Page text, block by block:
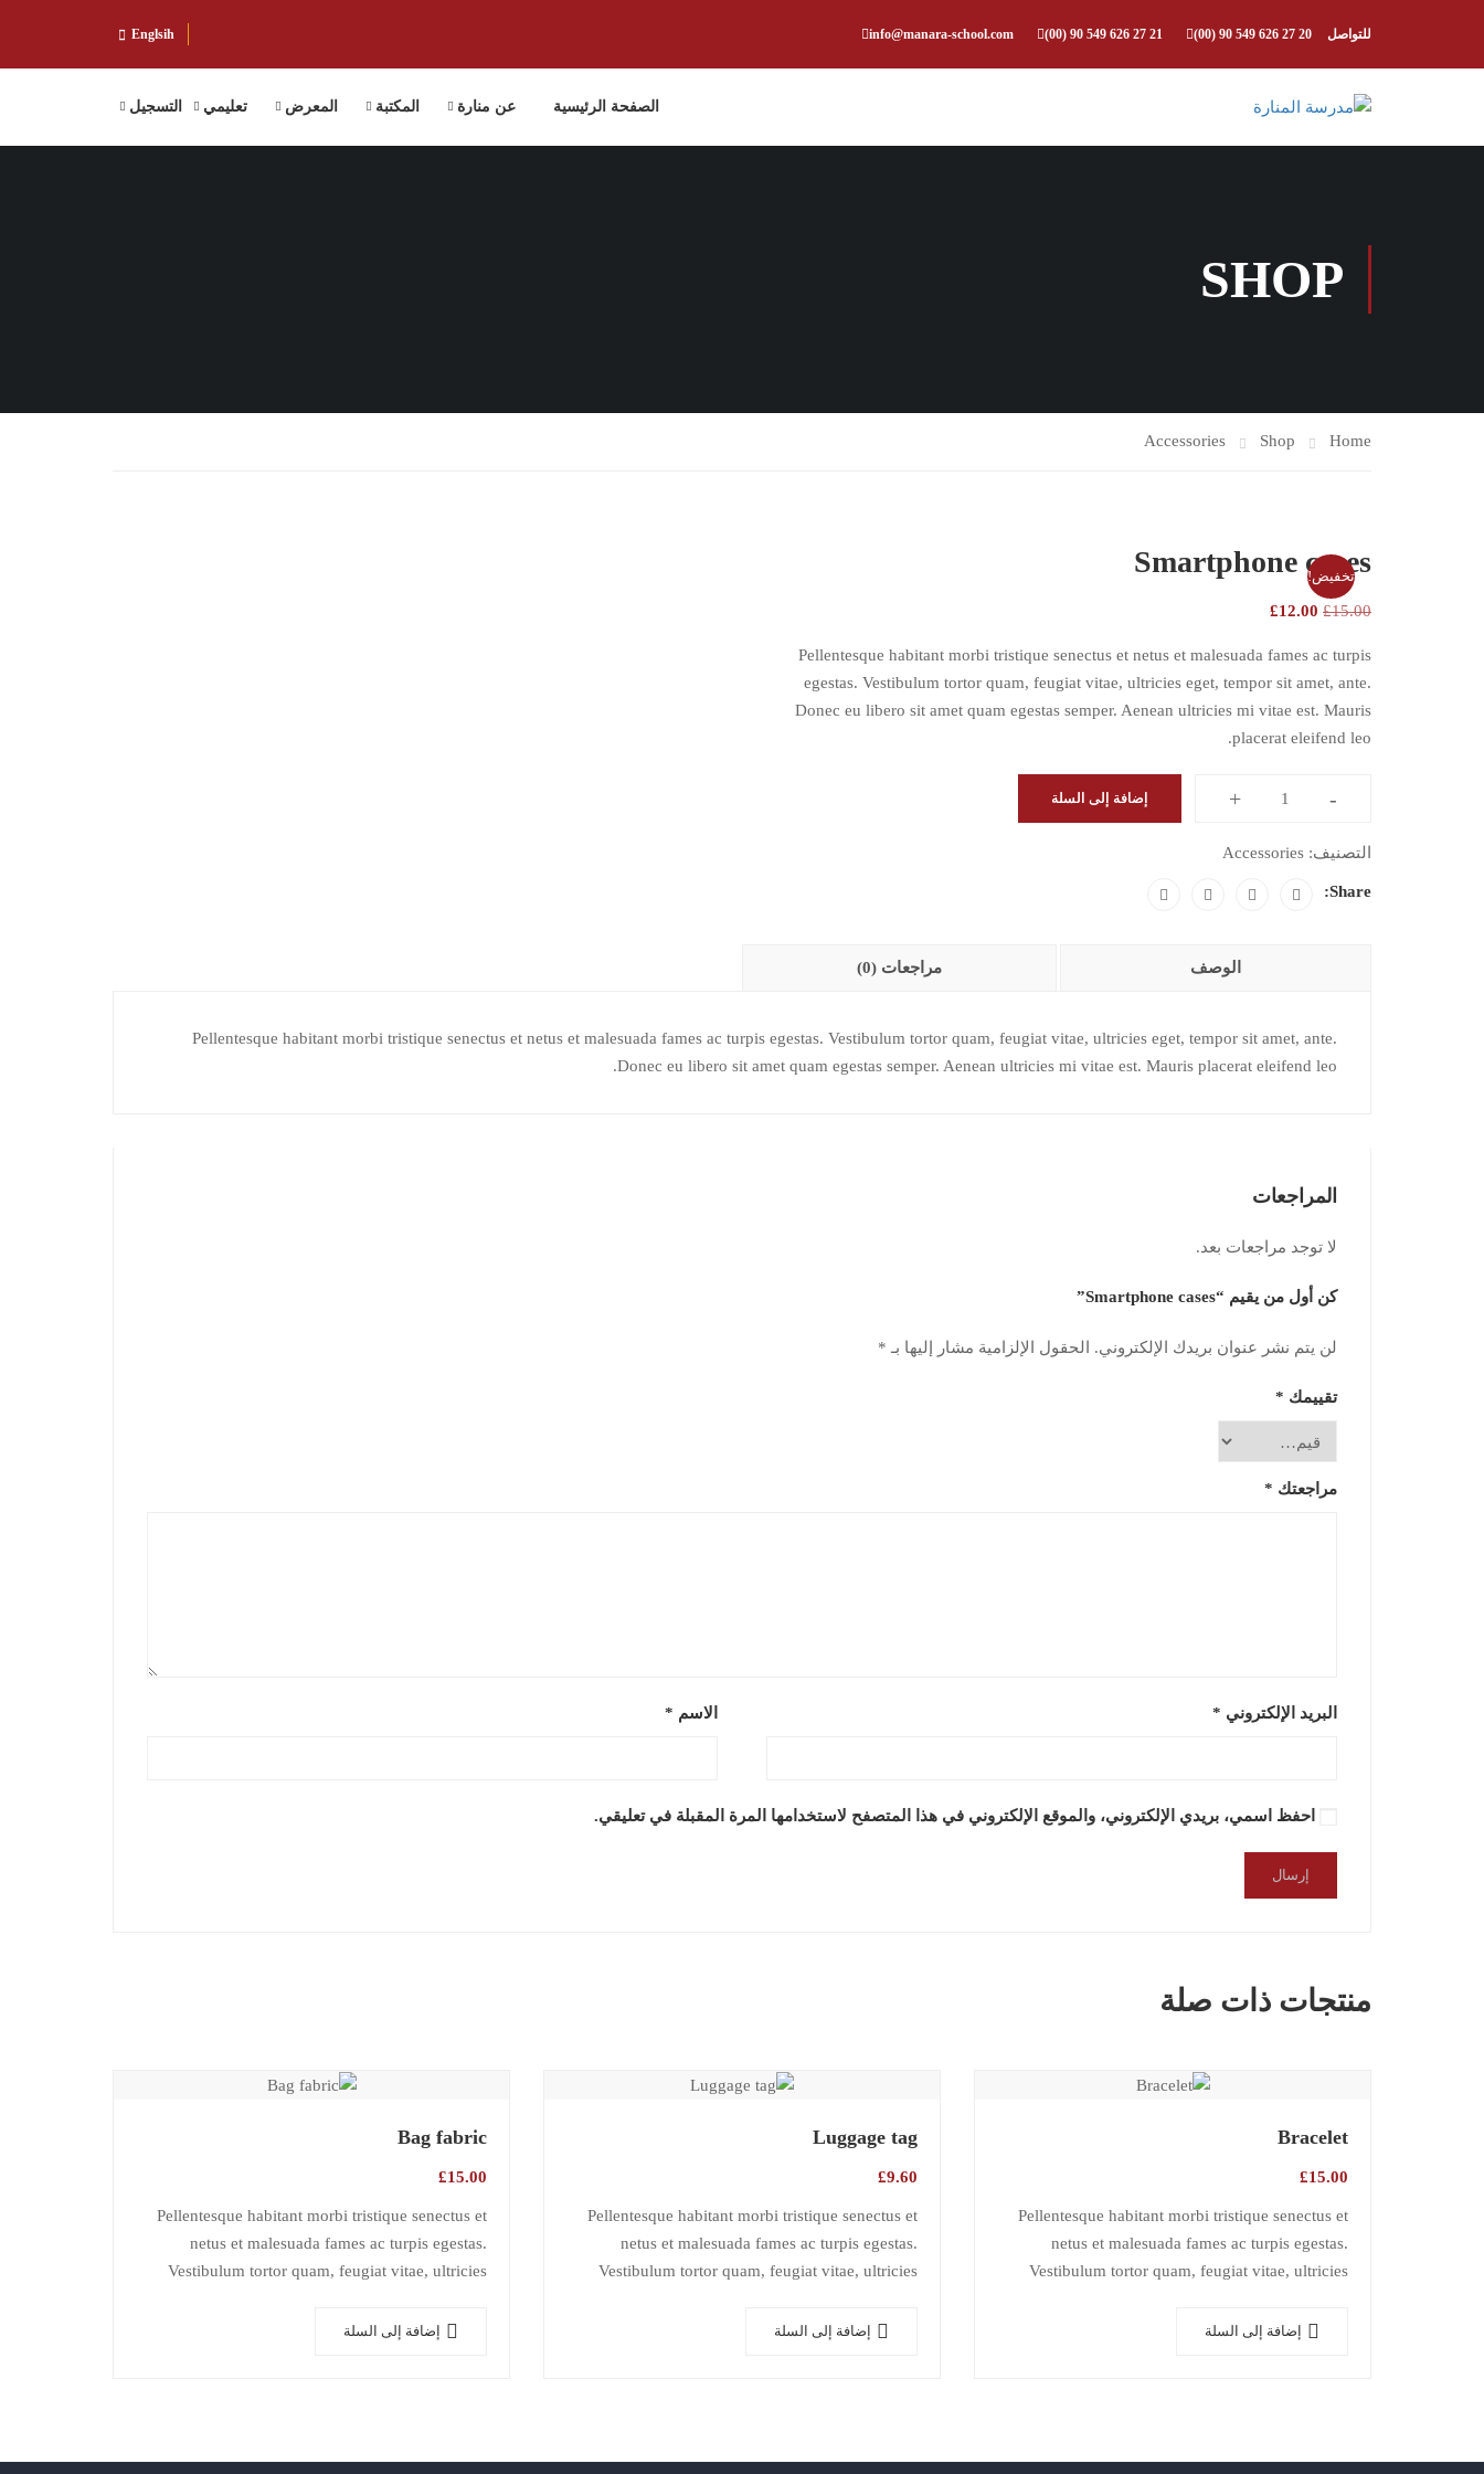
للتواصل (00) 90 549 626 27 20
(00) 90 549 626 27 21
info@manara-school.com
Englsih
الصفحة الرئيسية عن منارة المكتبة المعرض تعليمي التسجيل
SHOP
Home
Shop
Accessories
تخفيض!
Smartphone cases
£15.00
£12.00
Pellentesque habitant morbi tristique senectus et netus et malesuada fames ac turpis
egestas. Vestibulum tortor quam, feugiat vitae, ultricies eget, tempor sit amet, ante.
Donec eu libero sit amet quam egestas semper. Aenean ultricies mi vitae est. Mauris
placerat eleifend leo.
-
+ إضافة إلى السلة
التصنيف: Accessories
Share:
الوصف مراجعات (0)
Pellentesque habitant morbi tristique senectus et netus et malesuada fames ac turpis egestas. Vestibulum tortor quam, feugiat vitae, ultricies eget, tempor sit amet, ante.
Donec eu libero sit amet quam egestas semper. Aenean ultricies mi vitae est. Mauris placerat eleifend leo.
المراجعات
لا توجد مراجعات بعد.
كن أول من يقيم “Smartphone cases”
لن يتم نشر عنوان بريدك الإلكتروني. الحقول الإلزامية مشار إليها بـ *
تقييمك *
مراجعتك *
الاسم * البريد الإلكتروني *
احفظ اسمي، بريدي الإلكتروني، والموقع الإلكتروني في هذا المتصفح لاستخدامها المرة المقبلة في تعليقي.
منتجات ذات صلة
Bracelet
£15.00
Pellentesque habitant morbi tristique senectus et
netus et malesuada fames ac turpis egestas.
Vestibulum tortor quam, feugiat vitae, ultricies
amet…
إضافة إلى السلة
Luggage tag
£9.60
Pellentesque habitant morbi tristique senectus et
netus et malesuada fames ac turpis egestas.
Vestibulum tortor quam, feugiat vitae, ultricies
amet…
إضافة إلى السلة
Bag fabric
£15.00
Pellentesque habitant morbi tristique senectus et
netus et malesuada fames ac turpis egestas.
Vestibulum tortor quam, feugiat vitae, ultricies
amet…
إضافة إلى السلة